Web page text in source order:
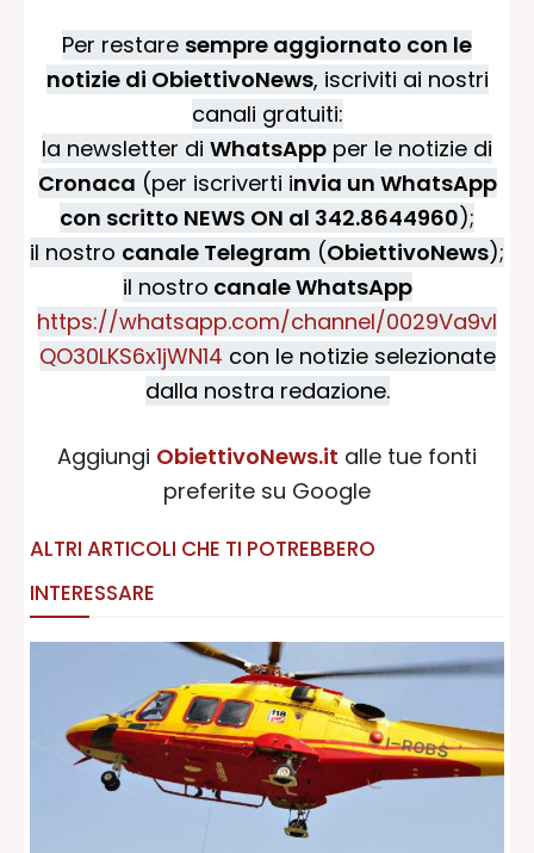
Per restare sempre aggiornato con le
notizie di ObiettivoNews, iscriviti ai nostri
canali gratuiti:
la newsletter di WhatsApp per le notizie di
Cronaca (per iscriverti invia un WhatsApp
con scritto NEWS ON al 342.8644960);
il nostro canale Telegram (ObiettivoNews);
il nostro canale WhatsApp
https://whatsapp.com/channel/0029Va9vI
QO30LKS6x1jWN14 con le notizie selezionate
dalla nostra redazione.
Aggiungi ObiettivoNews.it alle tue fonti
preferite su Google
ALTRI ARTICOLI CHE TI POTREBBERO
INTERESSARE